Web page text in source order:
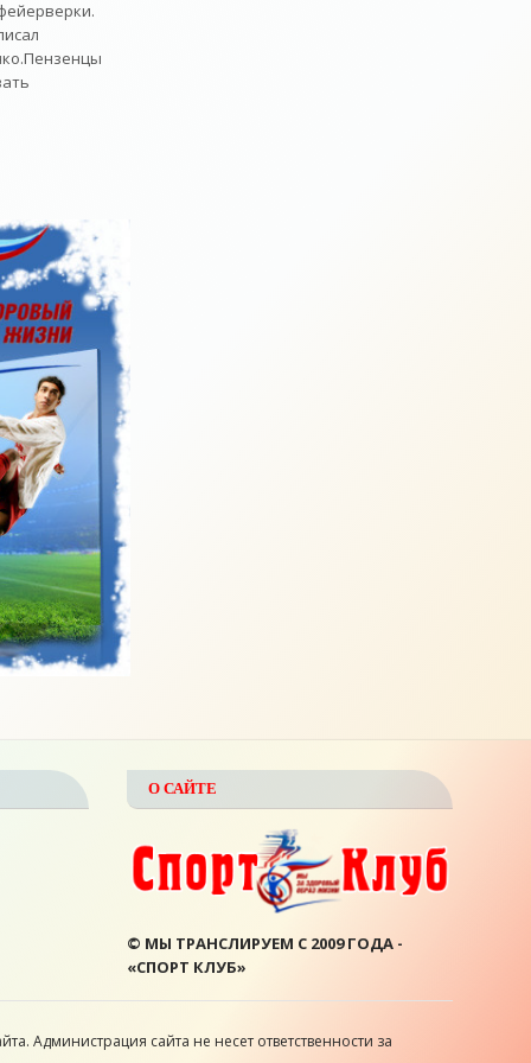
О САЙТЕ
© МЫ ТРАНСЛИРУЕМ С 2009 ГОДА -
«СПОРТ КЛУБ»
Администрация сайта не несет ответственности за